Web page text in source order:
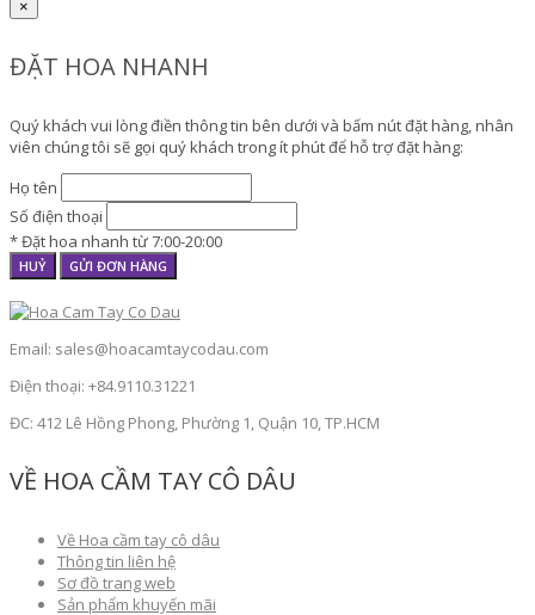
×
ĐẶT HOA NHANH
Quý khách vui lòng điền thông tin bên dưới và bấm nút đặt hàng, nhân
viên chúng tôi sẽ gọi quý khách trong ít phút để hỗ trợ đặt hàng:
Họ tên
Số điện thoại
* Đặt hoa nhanh từ 7:00-20:00
HUỶ GỬI ĐƠN HÀNG
Email: sales@hoacamtaycodau.com
Điện thoại: +84.9110.31221
ĐC: 412 Lê Hồng Phong, Phường 1, Quận 10, TP.HCM
VỀ HOA CẦM TAY CÔ DÂU
Về Hoa cầm tay cô dâu
Thông tin liên hệ
Sơ đồ trang web
Sản phẩm khuyến mãi